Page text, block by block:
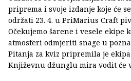
priprema i svoje izdanje koje će
održati 23. 4. u PriMarius Craft
Očekujemo šarene i vesele ekipe
atmosferi odmjeriti snage u
Pitanja za kviz pripremila je
Književnu džunglu mira vodit će